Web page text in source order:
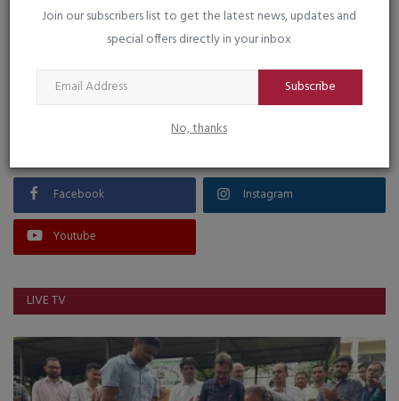
Join our subscribers list to get the latest news, updates and
special offers directly in your inbox
Subscribe
No, thanks
VOTING POLL
Facebook Instagram
Youtube
LIVE TV